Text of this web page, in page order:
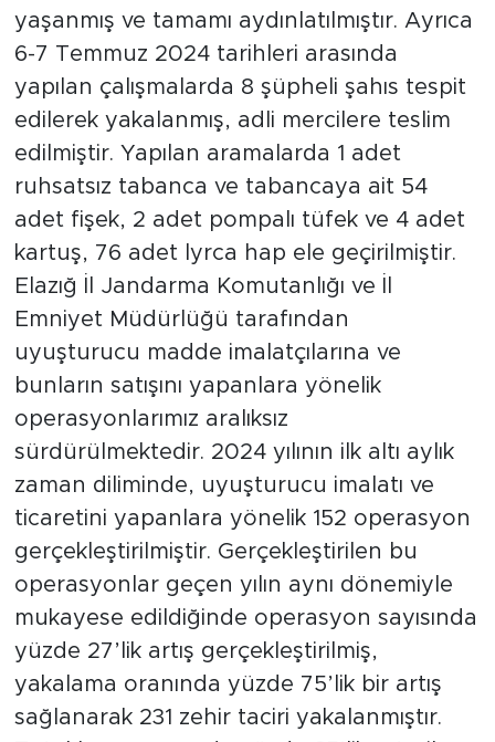
yaşanmış ve tamamı aydınlatılmıştır. Ayrıca
6-7 Temmuz 2024 tarihleri arasında
yapılan çalışmalarda 8 şüpheli şahıs tespit
edilerek yakalanmış, adli mercilere teslim
edilmiştir. Yapılan aramalarda 1 adet
ruhsatsız tabanca ve tabancaya ait 54
adet fişek, 2 adet pompalı tüfek ve 4 adet
kartuş, 76 adet lyrca hap ele geçirilmiştir.
Elazığ İl Jandarma Komutanlığı ve İl
Emniyet Müdürlüğü tarafından
uyuşturucu madde imalatçılarına ve
bunların satışını yapanlara yönelik
operasyonlarımız aralıksız
sürdürülmektedir. 2024 yılının ilk altı aylık
zaman diliminde, uyuşturucu imalatı ve
ticaretini yapanlara yönelik 152 operasyon
gerçekleştirilmiştir. Gerçekleştirilen bu
operasyonlar geçen yılın aynı dönemiyle
mukayese edildiğinde operasyon sayısında
yüzde 27’lik artış gerçekleştirilmiş,
yakalama oranında yüzde 75’lik bir artış
sağlanarak 231 zehir taciri yakalanmıştır.